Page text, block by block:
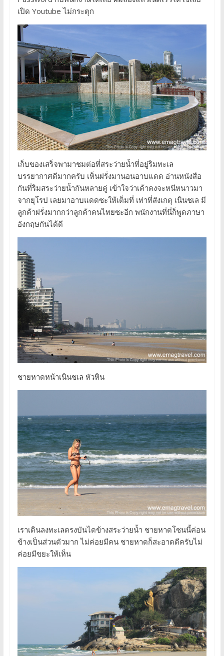
เปิด Youtube ไม่กระตุก
เก็บของเสร็จพามาชมต่อที่สระว่ายน้ำที่อยู่ริมทะเล
บรรยากาศดีมากครับ เห็นฝรั่งมานอนอาบแดด อ่านหนังสือ
กันที่ริมสระว่ายน้ำกันหลายคู่ เข้าใจว่าเค้าคงจะหนีหนาวมา
จากยุโรป เลยมาอาบแดดซะให้เต็มที่ เท่าที่สังเกตุ เนินชเล มี
ลูกค้าฝรั่งมากกว่าลูกค้าคนไทยซะอีก พนักงานที่นี่ก็พูดภาษา
อังกฤษกันได้ดี
ชายหาดหน้าเนินชเล หัวหิน
เราเดินลงทะเลตรงบันไดข้างสระว่ายน้ำ ชายหาดโซนนี้ค่อน
ข้างเป็นส่วนตัวมาก ไม่ค่อยมีคน ชายหาดก็สะอาดดีครับไม่
ค่อยมีขยะให้เห็น